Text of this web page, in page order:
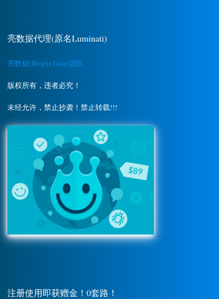
亮数据代理(原名Luminati)
亮数据(Bright Data)团队
版权所有，违者必究！
未经允许，禁止抄袭！禁止转载!!!
注册使用即获赠金！0套路！